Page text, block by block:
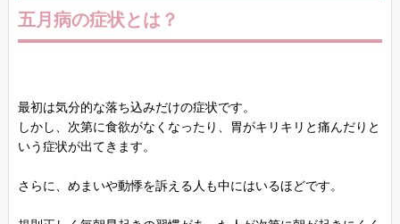
五月病の症状とは？
最初は気分的な落ち込みだけの症状です。
しかし、次第に食欲がなくなったり、胃がキリキリと痛んだりと
いう症状が出てきます。
さらに、めまいや動悸を訴える人も中にはいるほどです。